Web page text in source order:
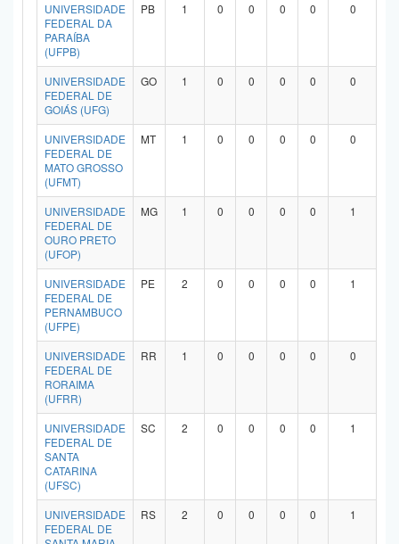
UNIVERSIDADE
FEDERAL DA
PARAÍBA
(UFPB)
PB 1 0 0 0 0 0
UNIVERSIDADE
FEDERAL DE
GOIÁS (UFG)
GO 1 0 0 0 0 0
UNIVERSIDADE
FEDERAL DE
MATO GROSSO
(UFMT)
MT 1 0 0 0 0 0
UNIVERSIDADE
FEDERAL DE
OURO PRETO
(UFOP)
MG 1 0 0 0 0 1
UNIVERSIDADE
FEDERAL DE
PERNAMBUCO
(UFPE)
PE 2 0 0 0 0 1
UNIVERSIDADE
FEDERAL DE
RORAIMA
(UFRR)
RR 1 0 0 0 0 0
UNIVERSIDADE
FEDERAL DE
SANTA
CATARINA
(UFSC)
SC 2 0 0 0 0 1
UNIVERSIDADE
FEDERAL DE
RS 2 0 0 0 0 1